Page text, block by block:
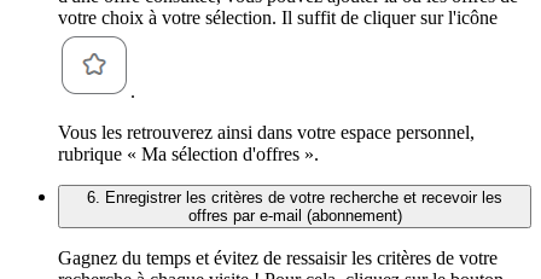
votre choix à votre sélection. Il suffit de cliquer sur l'icône
.
Vous les retrouverez ainsi dans votre espace personnel,
rubrique « Ma sélection d'offres ».
6. Enregistrer les critères de votre recherche et recevoir les
offres par e-mail (abonnement)
Gagnez du temps et évitez de ressaisir les critères de votre